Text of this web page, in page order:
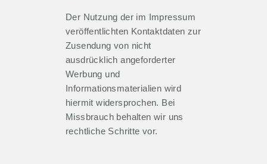
Der Nutzung der im Impressum
veröffentlichten Kontaktdaten zur
Zusendung von nicht
ausdrücklich angeforderter
Werbung und
Informationsmaterialien wird
hiermit widersprochen. Bei
Missbrauch behalten wir uns
rechtliche Schritte vor.